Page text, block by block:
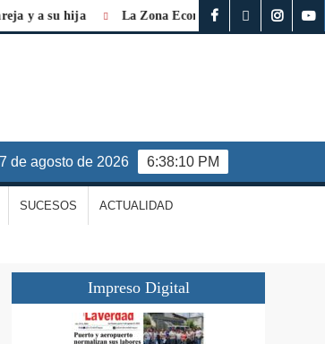
hija La Zona Económica Especial es vital para la
6:38:11 PM
7 de agosto de 2026
SUCESOS ACTUALIDAD
Impreso Digital